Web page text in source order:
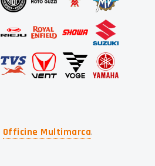
Officine Multimarca.